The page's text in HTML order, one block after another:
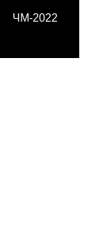
ЧМ-2022